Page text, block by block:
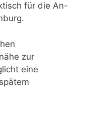
für die An-
zur
eine